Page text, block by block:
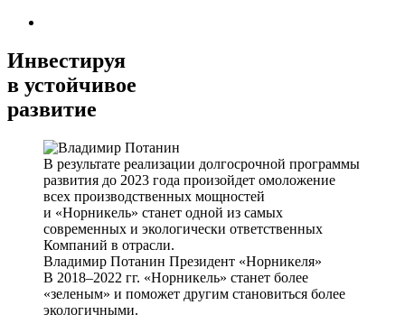
Инвестируя
в устойчивое
развитие
В результате реализации долгосрочной программы
развития до 2023 года произойдет омоложение
всех производственных мощностей
и «Норникель» станет одной из самых
современных и экологически ответственных
Компаний в отрасли.
Владимир Потанин Президент «Норникеля»
В 2018–2022 гг. «Норникель» станет более
«зеленым» и поможет другим становиться более
экологичными.